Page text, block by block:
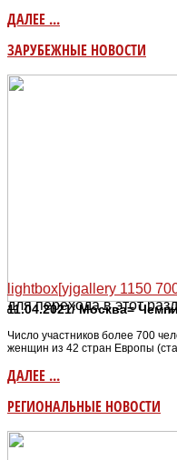
lightbox[yjgallery 1150
для перехода в этот
ДАЛЕЕ ...
ЗАРУБЕЖНЫЕ НОВОСТИ
11.04.2021/ Москва=
Число участников более 700
женщин из 42 стран Европы
ДАЛЕЕ ...
РЕГИОНАЛЬНЫЕ НОВОСТИ